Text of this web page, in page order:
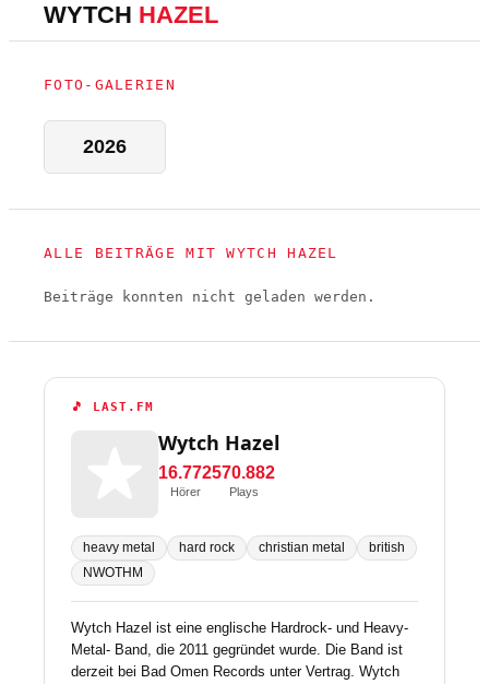
WYTCH HAZEL
FOTO-GALERIEN
2026
ALLE BEITRÄGE MIT WYTCH HAZEL
Beiträge konnten nicht geladen werden.
🎵 LAST.FM
Wytch Hazel
16.772
Hörer
570.882
Plays
heavy metal hard rock christian metal
british
NWOTHM
Wytch Hazel ist eine englische Hardrock- und Heavy-
Metal- Band, die 2011 gegründet wurde. Die Band ist
derzeit bei Bad Omen Records unter Vertrag. Wytch